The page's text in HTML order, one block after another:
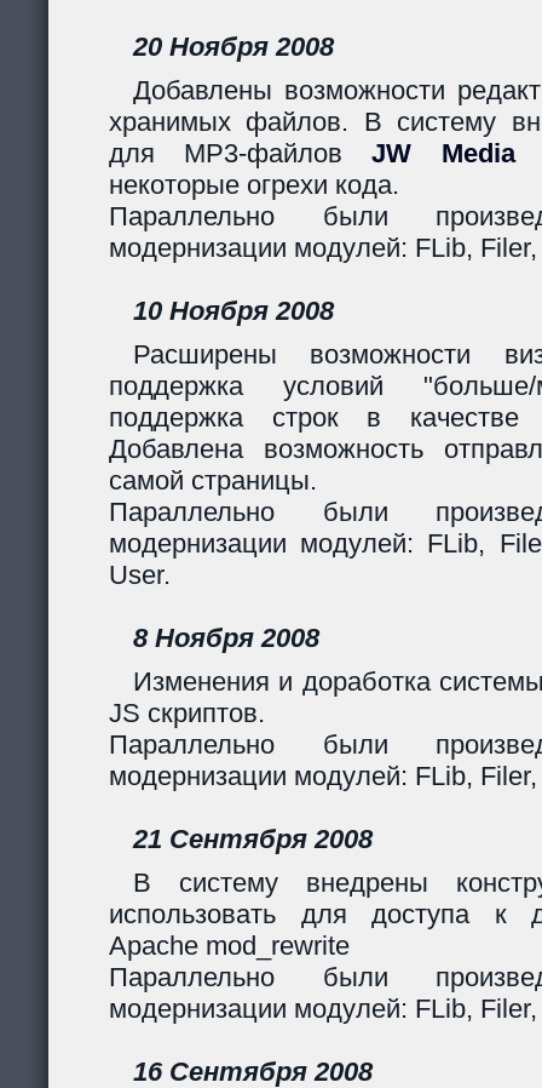
20 Ноября 2008
Добавлены возможности
хранимых файлов. В систему
для MP3-файловJW Media
некоторые огрехи кода.
Параллельно были
модернизации модулей: FLib,
10 Ноября 2008
Расширены возможности
поддержка условий
поддержка строк в качестве
Добавлена возможность
самой страницы.
Параллельно были
модернизации модулей: FLib,
User.
8 Ноября 2008
Изменения и доработка
JS скриптов.
Параллельно были
модернизации модулей: FLib,
21 Сентября 2008
В систему внедрены
использовать для доступа к
Apache mod_rewrite
Параллельно были
модернизации модулей: FLib,
16 Сентября 2008